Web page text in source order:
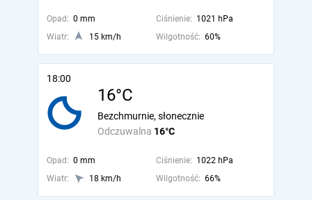
Opad: 0 mm Ciśnienie: 1021 hPa
Wiatr:
15 km/h Wilgotność: 60%
18:00
16°C
Odczuwalna 16°C
Bezchmurnie, słonecznie
Opad: 0 mm Ciśnienie: 1022 hPa
Wiatr:
18 km/h Wilgotność: 66%